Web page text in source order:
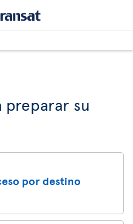
preparar su
por destino